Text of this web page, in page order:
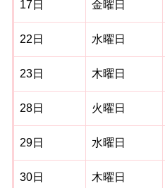
17日 金曜日
22日 水曜日
23日 木曜日
28日 火曜日
29日 水曜日
30日 木曜日